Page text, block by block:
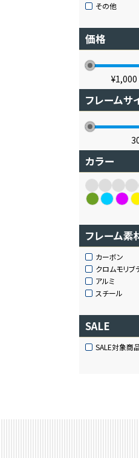
その他
価格
¥1,000
フレームサ
カラー
フレーム素
カーボン
クロムモリブ
アルミ
スチール
SALE
SALE対象商